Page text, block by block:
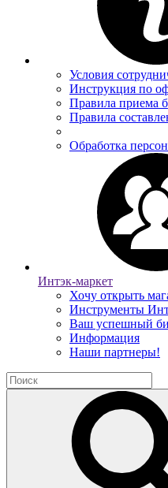
Условия
Инструкция по
Правила приема
Правила
Обработка
Интэк-маркет
Хочу открыть
Инструменты
Ваш успешный
Информация
Наши партнеры!